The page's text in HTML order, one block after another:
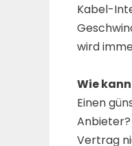
Kabel-
wird
Wie
Einen
Anbieter?
Vertrag